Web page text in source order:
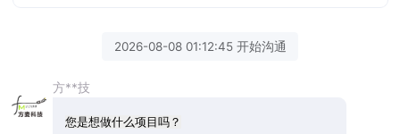
2026-08-08 01:12:45 开始沟通
方**技
您是想做什么项目吗？